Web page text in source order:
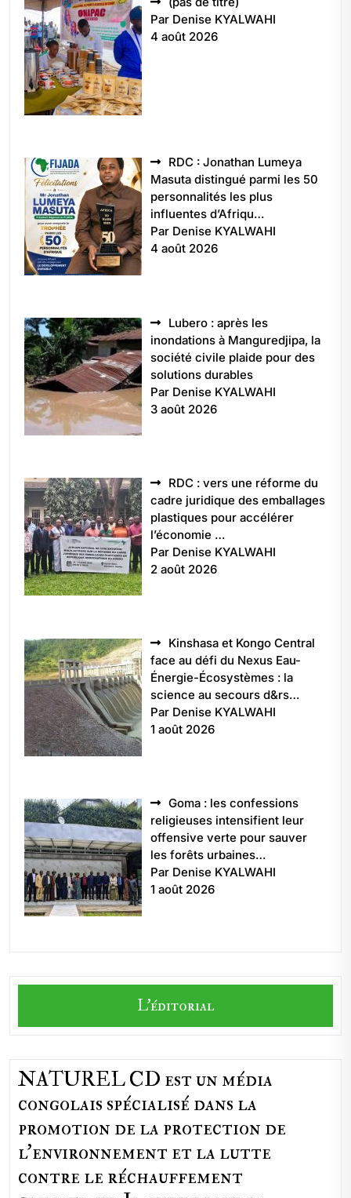
5496
Par Denise KYALWAHI
4 août 2026
RDC : Jonathan Lumeya
Masuta distingué parmi les 50
personnalités les plus
influentes d’Afriqu…
Par Denise KYALWAHI
4 août 2026
Lubero : après les
inondations à Manguredjipa, la
société civile plaide pour des
solutions durables
Par Denise KYALWAHI
3 août 2026
RDC : vers une réforme du
cadre juridique des emballages
plastiques pour accélérer
l’économie …
Par Denise KYALWAHI
2 août 2026
Kinshasa et Kongo Central
face au défi du Nexus Eau-
Énergie-Écosystèmes : la
science au secours d&rs…
Par Denise KYALWAHI
1 août 2026
Goma : les confessions
religieuses intensifient leur
offensive verte pour sauver
les forêts urbaines…
Par Denise KYALWAHI
1 août 2026
L'éditorial
NATUREL CD est un média
congolais spécialisé dans la
promotion de la protection de
l’environnement et la lutte
contre le réchauffement